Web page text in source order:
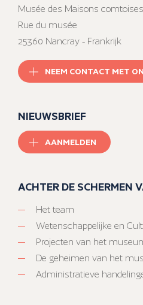
Musée des Maisons comtoises
Rue du musée
25360 Nancray - Frankrijk
NEEM CONTACT MET
NIEUWSBRIEF
AANMELDEN
ACHTER DE SCHERMEN
Het team
Wetenschappelijke en
Projecten van het
De geheimen van het
Administratieve